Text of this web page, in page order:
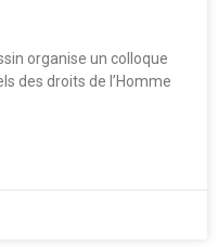
organise un colloque
des droits de l’Homme